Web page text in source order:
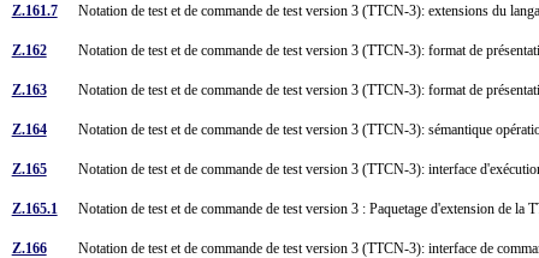
Z.161.7 Notation de test et de commande de test version 3 (TTCN-3): extensions du
Z.162 Notation de test et de commande de test version 3 (TTCN-3): format de
Z.163 Notation de test et de commande de test version 3 (TTCN-3): format de
Z.164 Notation de test et de commande de test version 3 (TTCN-3): sémantique
Z.165 Notation de test et de commande de test version 3 (TTCN-3): interface
Z.165.1 Notation de test et de commande de test version 3 : Paquetage d'extension de
Z.166 Notation de test et de commande de test version 3 (TTCN-3): interface de